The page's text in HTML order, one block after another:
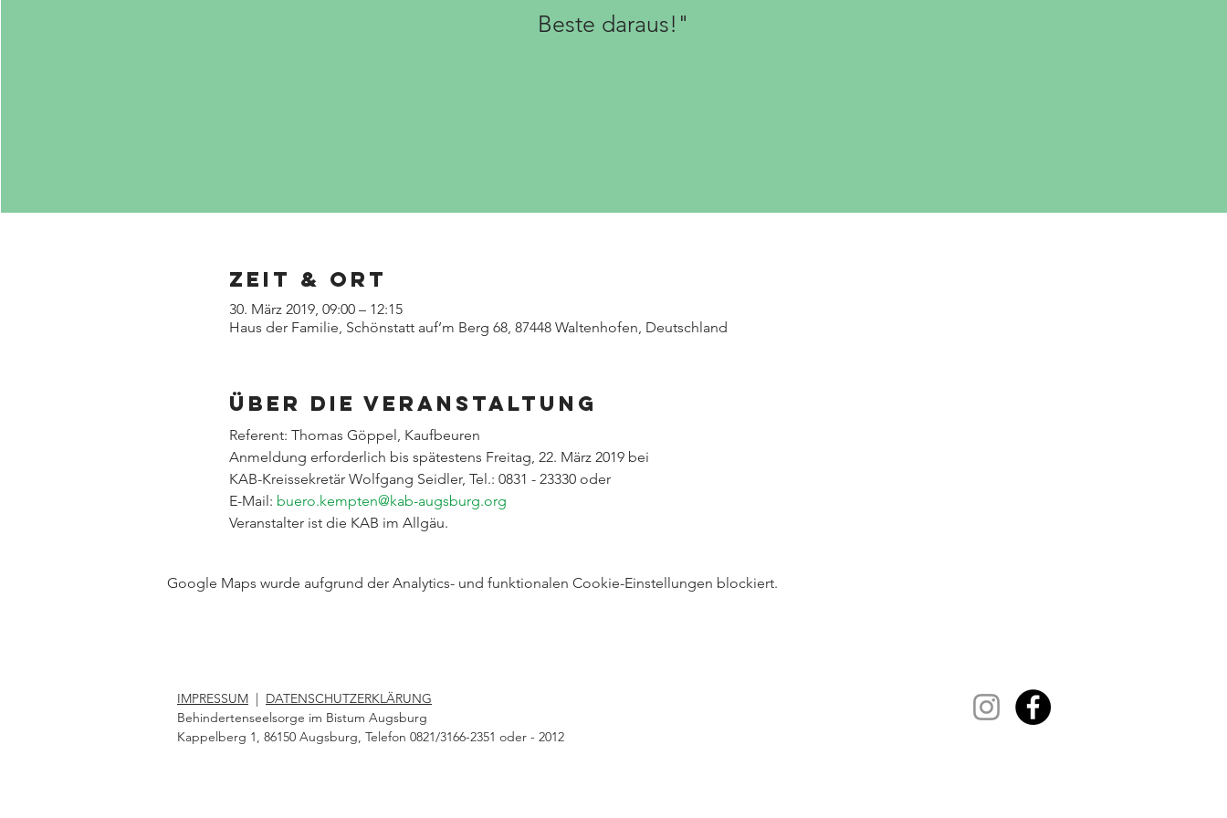
Beste daraus!"
Zeit & Ort
30. März 2019, 09:00 – 12:15
Haus der Familie, Schönstatt auf’m Berg 68, 87448 Waltenhofen, Deutschland
Über die Veranstaltung
Referent: Thomas Göppel, Kaufbeuren
Anmeldung erforderlich bis spätestens Freitag, 22. März 2019 bei
KAB-Kreissekretär Wolfgang Seidler, Tel.: 0831 - 23330 oder
E-Mail: buero.kempten@kab-augsburg.org
Veranstalter ist die KAB im Allgäu.
Google Maps wurde aufgrund der Analytics- und funktionalen Cookie-Einstellungen blockiert.
IMPRESSUM | DATENSCHUTZERKLÄRUNG
Behindertenseelsorge im Bistum Augsburg
Kappelberg 1, 86150 Augsburg, Telefon 0821/3166-2351 oder - 2012